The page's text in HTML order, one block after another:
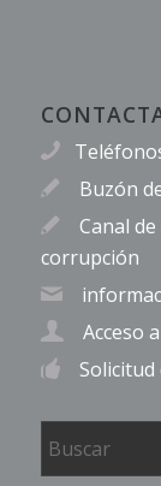
Buzón
Canal
corrupción
Acceso